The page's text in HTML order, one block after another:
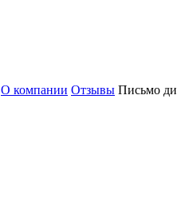
О компании Отзывы Письмо